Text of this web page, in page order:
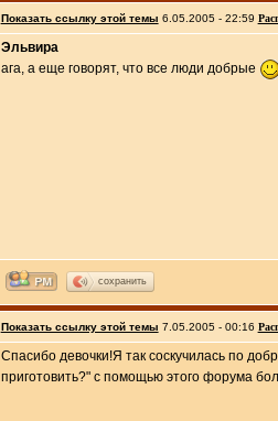
Показать ссылку этой темы 6.05.2005 - 22:59
Эльвира
ага, а еще говорят, что все люди добрые
сохранить
Показать ссылку этой темы 7.05.2005 - 00:16
Спасибо девочки!Я так соскучилась по
приготовить?" с помощью этого форума